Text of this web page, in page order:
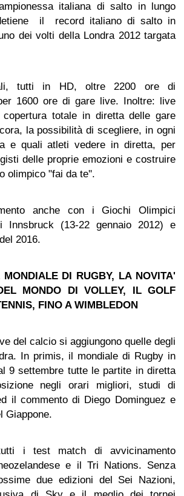
italiana di salto in lungo
il record italiano di salto in
dei volti della Londra 2012 targata
tutti in HD, oltre 2200 ore di
1600 ore di gare live. Inoltre: live
totale in diretta delle gare
la possibilità di scegliere, in ogni
e quali atleti vedere in diretta, per
delle proprie emozioni e costruire
olimpico "fai da te''.
anche con i Giochi Olimpici
Innsbruck (13-22 gennaio 2012) e
2016.
DI RUGBY, LA NOVITA'
MONDO DI VOLLEY, IL GOLF
FINO A WIMBLEDON
del calcio si aggiungono quelle degli
In primis, il mondiale di Rugby in
9 settembre tutte le partite in diretta
negli orari migliori, studi di
il commento di Diego Dominguez e
Giappone.
i test match di avvicinamento
e il Tri Nations. Senza
due edizioni del Sei Nazioni,